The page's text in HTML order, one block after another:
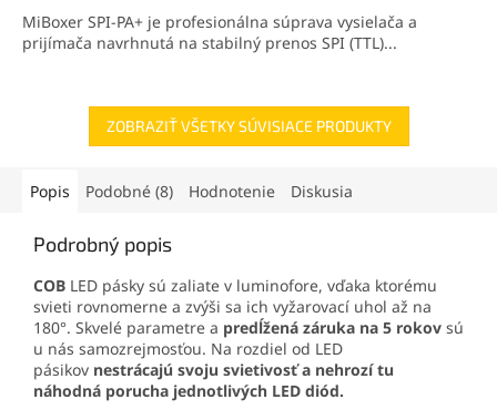
MiBoxer SPI-PA+ je profesionálna súprava vysielača a
prijímača navrhnutá na stabilný prenos SPI (TTL)...
ZOBRAZIŤ VŠETKY SÚVISIACE PRODUKTY
Popis Podobné (8) Hodnotenie Diskusia
Podrobný popis
COB LED pásky sú zaliate v luminofore, vďaka ktorému
svieti rovnomerne a zvýši sa ich vyžarovací uhol až na
180°. Skvelé parametre a predĺžená záruka na 5 rokov sú
u nás samozrejmosťou. Na rozdiel od LED
pásikov nestrácajú svoju svietivosť a nehrozí tu
náhodná porucha jednotlivých LED diód.